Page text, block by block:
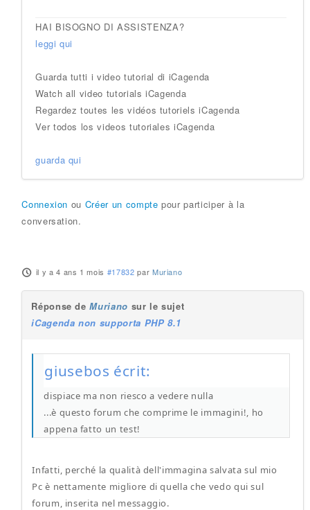
HAI BISOGNO DI ASSISTENZA?
leggi qui
Guarda tutti i video tutorial di iCagenda
Watch all video tutorials iCagenda
Regardez toutes les vidéos tutoriels iCagenda
Ver todos los videos tutoriales iCagenda
guarda qui
Connexion ou Créer un compte pour participer à la
conversation.
il y a 4 ans 1 mois #17832 par Muriano
Réponse deMuriano sur le sujet
iCagenda non supporta PHP 8.1
giusebos écrit:
dispiace ma non riesco a vedere nulla
...è questo forum che comprime le immagini!, ho
appena fatto un test!
Infatti, perché la qualità dell'immagina salvata sul mio
Pc è nettamente migliore di quella che vedo qui sul
forum, inserita nel messaggio.